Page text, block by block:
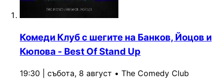
Комеди Клуб с шегите на Банков, Йоцов и
Кюпова - Best Of Stand Up
19:30 | събота, 8 август • The Comedy Club